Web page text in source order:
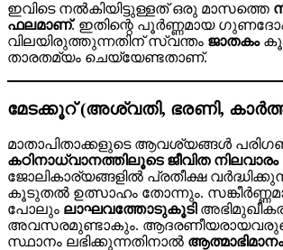
ഇവിടെ നൽകിയിട്ടുള്ളത് ഒരു മാസത്തെ
ഫലമാണ്. ഇതിന്റെ പൂർണ്ണമായ
വിലയിരുത്തുന്നതിന് സ്വന്തം ജാതകം
താരതമ്യം ചെയ്യേണ്ടതാണ്.
മേടക്കൂറ് (അശ്വതി, ഭരണി,
മാതാപിതാക്കളുടെ ആവശ്യങ്ങൾ
കഠിനാധ്വാനത്തിലൂടെ ജീവിത നിലവാരം
ജോലികാര്യങ്ങളിൽ പ്രതീക്ഷ
കൂടുതൽ ഉത്സാഹം തോന്നും.
പോലും ലാഘവത്തോടുകൂടി
അവസരമുണ്ടാകും.
സ്ഥാനം ലഭിക്കുന്നതിനാൽ ആത്മാഭിമാനം